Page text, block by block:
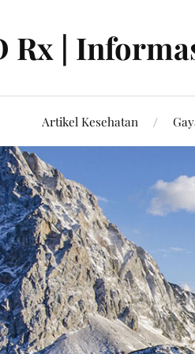
Rx |
Artikel Kesehatan